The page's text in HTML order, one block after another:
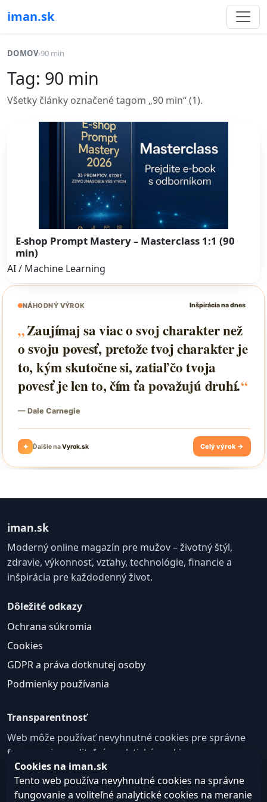
iman.sk
DOMOV›90 min
Tag: 90 min
Všetky články označené tagom „90 min“ (1).
E-shop Prompt Mastery – Masterclass 1:1 (90
min)
AI / Machine Learning
iman.sk
Moderný online magazín pre mužov – životný štýl,
zdravie, výkonnosť, vzťahy, technológie, financie a
inšpirácia pre každodenný život.
Dôležité odkazy
Ochrana súkromia
Cookies
GDPR a práva dotknutej osoby
Podmienky používania
Transparentnosť
Web môže používať nevyhnutné cookies pre správne
fungovanie a voliteľné analytické cookies na
zlepšovanie obsahu a používateľskej skúsenosti.
Nastavenie cookies
Cookies na iman.sk
Tento web používa nevyhnutné cookies na správne
fungovanie a voliteľné analytické cookies na meranie